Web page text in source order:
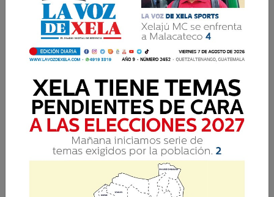
Hay suficientes motivos
para que los diputados
sean investigados por el
MP y la Cicig
César Pérez Méndez 14 Septiembre 2017 18:03